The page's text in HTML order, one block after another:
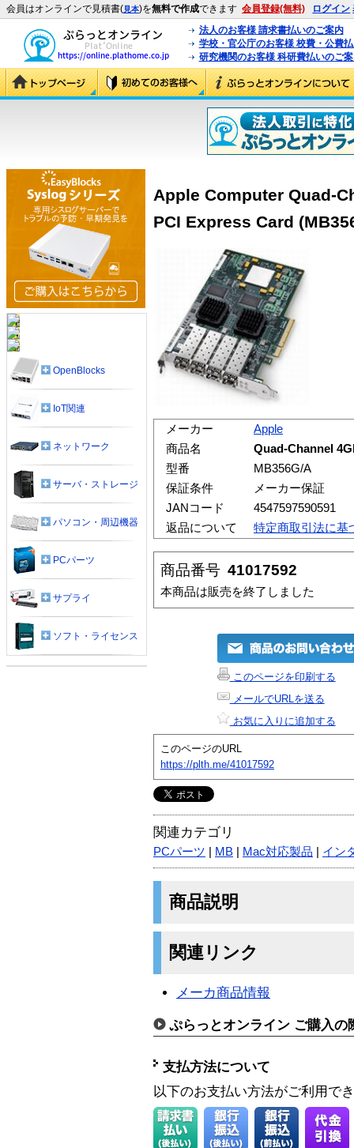
会員はオンラインで見積書(見本)を無料で作成できます 会員登録(無料) ログイン
法人のお客様 請求書払いのご案内
学校・官公庁のお客様 校費・公費
研究機関のお客様 科研費払いのご
Apple Computer Quad-
PCI Express Card
メーカー
Apple
商品名
Quad-Channel
型番
MB356G/A
保証条件
メーカー保証
JANコード
4547597590591
返品について
特定商取引法に基
商品番号 41017592
本商品は販売を終了しました
このページを印刷する
メールでURLを送る
お気に入りに追加する
このページのURL
https://plth.me/41017592
関連カテゴリ
PCパーツ MB Mac対応製品 イン
商品説明
関連リンク
メーカ商品情報
ぷらっとオンライン ご購入の
支払方法について
以下のお支払い方法がご利用で
OpenBlocks
IoT関連
ネットワーク
サーバ・ストレージ
パソコン・周辺機器
PCパーツ
サプライ
ソフト・ライセンス